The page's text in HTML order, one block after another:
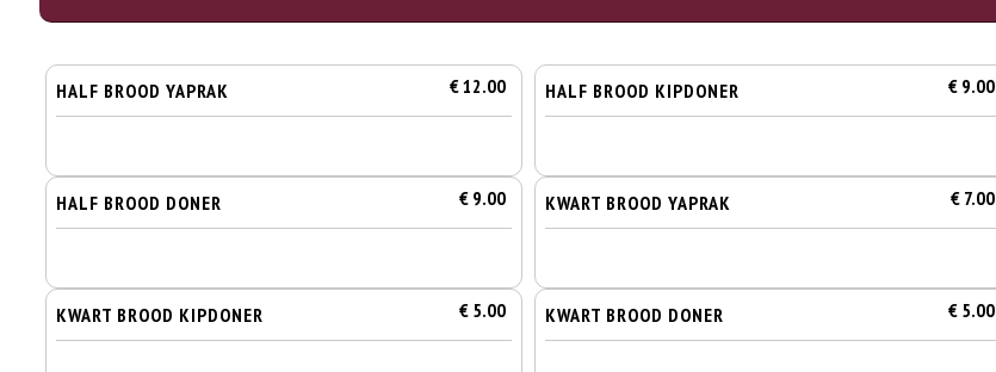
HALF BROOD YAPRAK € 12.00 HALF BROOD KIPDONER € 9.00
HALF BROOD DONER € 9.00 KWART BROOD YAPRAK € 7.00
KWART BROOD KIPDONER € 5.00 KWART BROOD DONER € 5.00